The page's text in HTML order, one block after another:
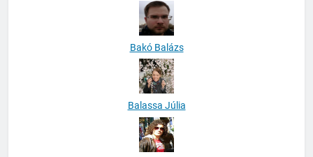
Bakó Balázs
Balassa Júlia